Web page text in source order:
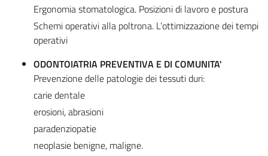
Ergonomia stomatologica. Posizioni di lavoro e postura
Schemi operativi alla poltrona. L’ottimizzazione dei tempi
operativi
ODONTOIATRIA PREVENTIVA E DI COMUNITA'
Prevenzione delle patologie dei tessuti duri:
carie dentale
erosioni, abrasioni
paradenziopatie
neoplasie benigne, maligne.